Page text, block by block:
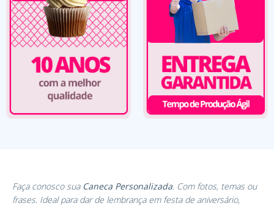
Faça conosco sua Caneca Personalizada. Com fotos, temas ou
frases. Ideal para dar de lembrança em festa de aniversário,